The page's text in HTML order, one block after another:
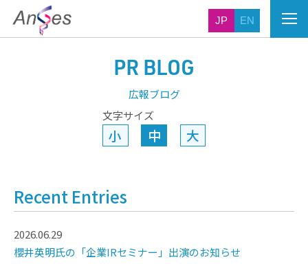
JP EN
PR BLOG
広報ブログ
文字サイズ
小 中 大
Recent Entries
2026.06.29
櫻井英明氏の「企業IRセミナー」出演のお知らせ